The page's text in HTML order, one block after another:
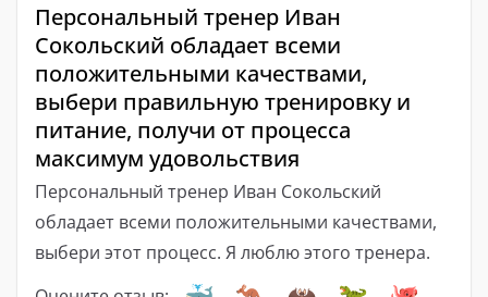
Персональный тренер Иван
Сокольский обладает всеми
положительными качествами,
выбери правильную тренировку и
питание, получи от процесса
максимум удовольствия
Персональный тренер Иван Сокольский
обладает всеми положительными качествами,
выбери этот процесс. Я люблю этого тренера.